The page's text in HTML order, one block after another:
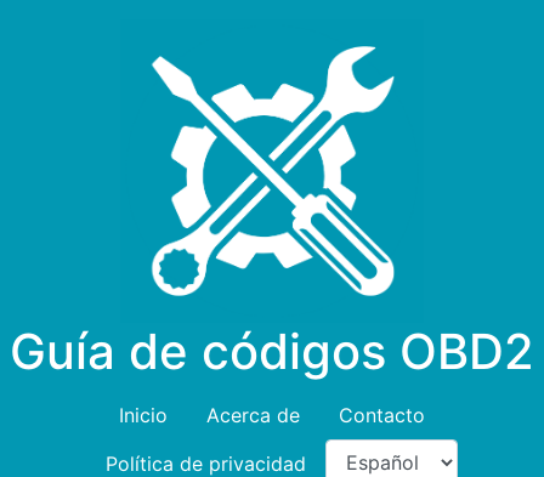
Guía de códigos OBD2
Inicio Acerca de
Contacto
Política de privacidad